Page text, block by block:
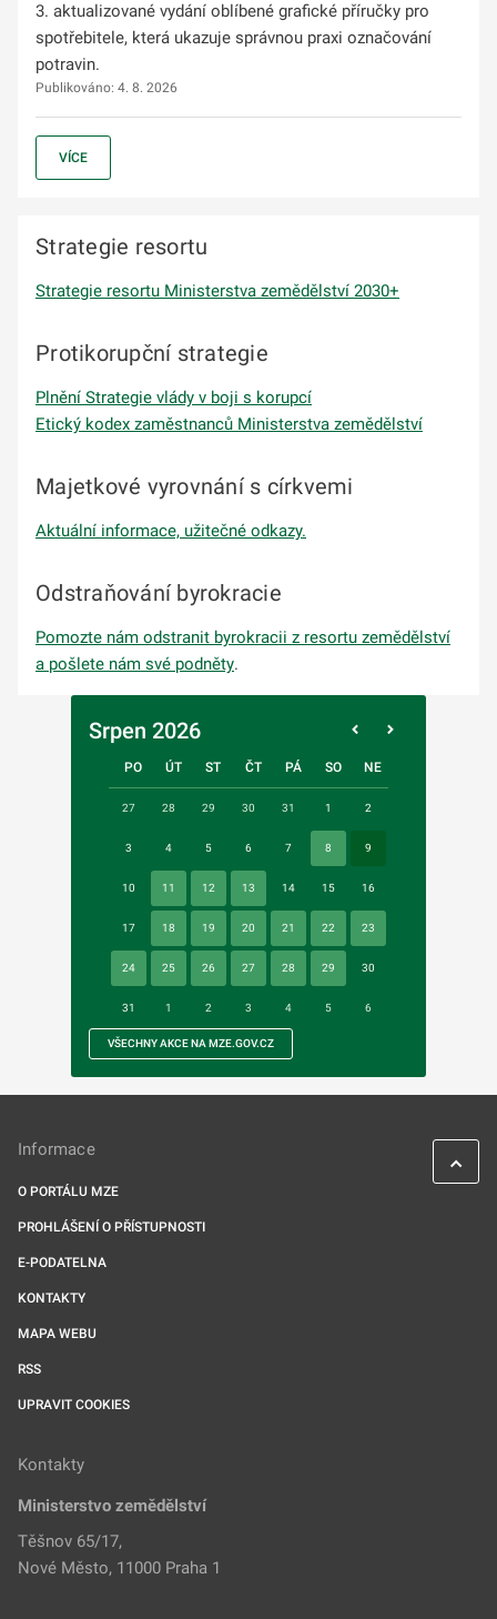
3. aktualizované vydání oblíbené grafické příručky pro
spotřebitele, která ukazuje správnou praxi označování
potravin.
Publikováno: 4. 8. 2026
VÍCE
Strategie resortu
Strategie resortu Ministerstva zemědělství 2030+
Protikorupční strategie
Plnění Strategie vlády v boji s korupcí
Etický kodex zaměstnanců Ministerstva zemědělství
Majetkové vyrovnání s církvemi
Aktuální informace, užitečné odkazy.
Odstraňování byrokracie
Pomozte nám odstranit byrokracii z resortu zemědělství
a pošlete nám své podněty.
Srpen 2026
PO ÚT ST ČT PÁ SO NE
27 28 29 30 31 1 2
3 4 5 6 7 8 9
10 11 12 13 14 15 16
17 18 19 20 21 22 23
24 25 26 27 28 29 30
31 1 2 3 4 5 6
VŠECHNY AKCE NA MZE.GOV.CZ
Informace
O PORTÁLU MZE
PROHLÁŠENÍ O PŘÍSTUPNOSTI
E-PODATELNA
KONTAKTY
MAPA WEBU
RSS
UPRAVIT COOKIES
Kontakty
Ministerstvo zemědělství
Těšnov 65/17,
Nové Město, 11000 Praha 1